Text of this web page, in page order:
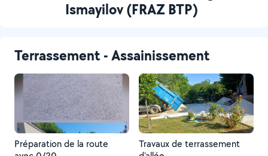
Ismayilov (FRAZ BTP)
Terrassement - Assainissement
Préparation de la route
Travaux de terrassement